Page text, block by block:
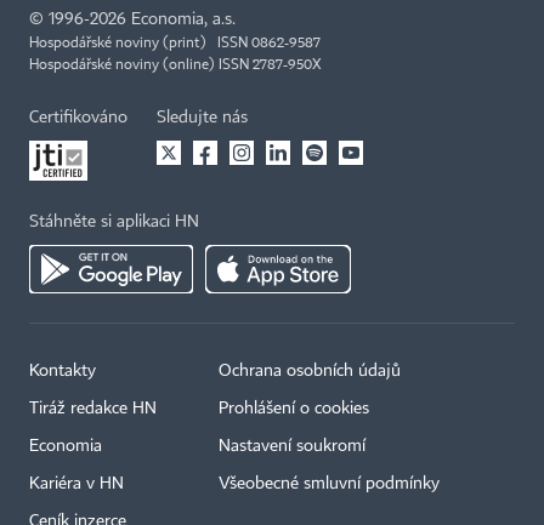
© 1996-2026 Economia, a.s.
Hospodářské noviny (print) ISSN 0862-9587
Hospodářské noviny (online) ISSN 2787-950X
Certifikováno Sledujte nás
Stáhněte si aplikaci HN
Kontakty
Tiráž redakce HN
Economia
Kariéra v HN
Ceník inzerce
Ochrana osobních údajů
Prohlášení o cookies
Nastavení soukromí
Všeobecné smluvní podmínky